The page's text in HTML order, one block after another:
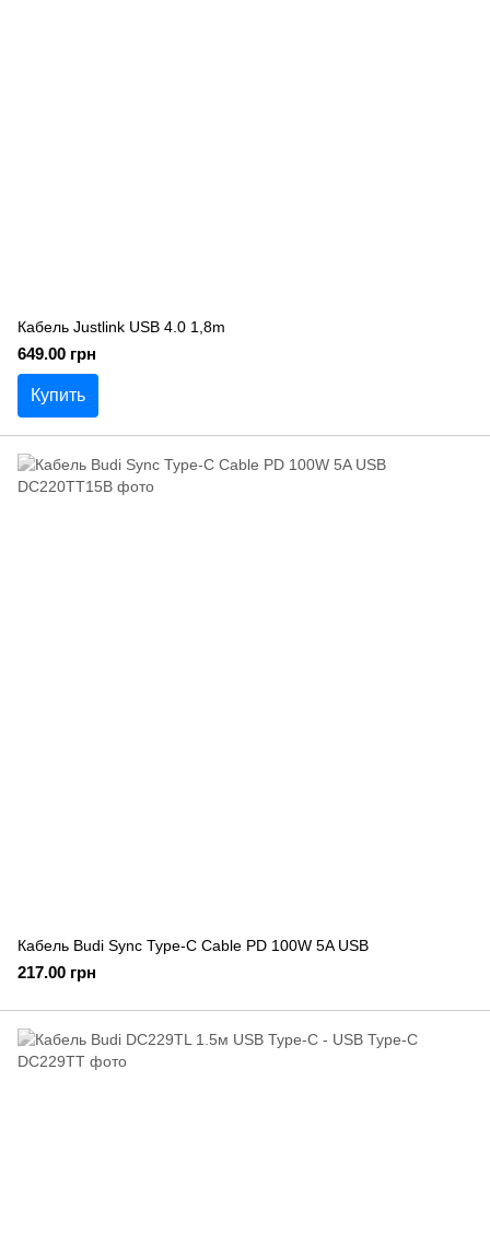
Кабель Justlink USB 4.0 1,8m
649.00 грн
Купить
Кабель Budi Sync Type-C Cable PD 100W 5A USB
217.00 грн